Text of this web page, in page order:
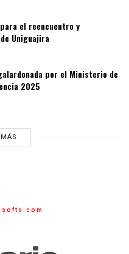
el reencuentro y
Uniguajira
por el Ministerio de
2025